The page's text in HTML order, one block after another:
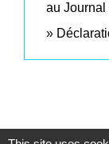
au Journal